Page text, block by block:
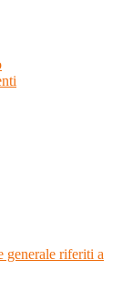
generale riferiti a